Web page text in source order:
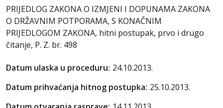
PRIJEDLOG ZAKONA O IZMJENI I DOPUNAMA ZAKONA
O DRŽAVNIM POTPORAMA, S KONAČNIM
PRIJEDLOGOM ZAKONA, hitni postupak, prvo i drugo
čitanje, P. Z. br. 498
Datum ulaska u proceduru: 24.10.2013.
Datum prihvaćanja hitnog postupka: 25.10.2013.